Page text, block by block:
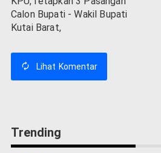
Calon Bupati - Wakil Bupati
Kutai Barat,
Lihat Komentar
Trending